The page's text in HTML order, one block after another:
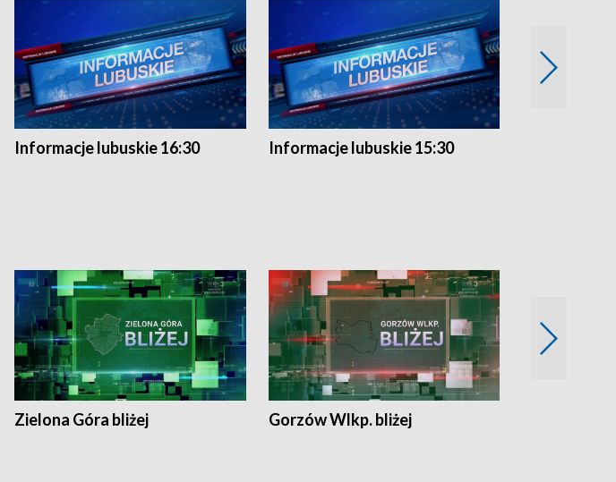
Informacje lubuskie 16:30 Informacje lubuskie 15:30
Zielona Góra bliżej Gorzów Wlkp. bliżej